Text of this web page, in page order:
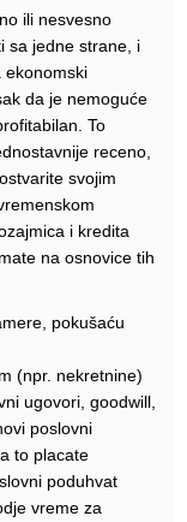
ili nesvesno
sa jedne strane, i
ekonomski
da je nemoguće
To
receno,
svojim
i kredita
na osnovice tih
pokušaću
(npr. nekretnine)
ugovori, goodwill,
poslovni
to placate
poduhvat
vreme za